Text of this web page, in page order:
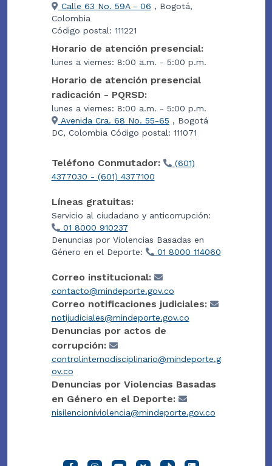
Calle 63 No. 59A - 06 , Bogotá,
Colombia
Código postal: 111221
Horario de atención presencial:
lunes a viernes: 8:00 a.m. - 5:00 p.m.
Horario de atención presencial
radicación - PQRSD:
lunes a viernes: 8:00 a.m. - 5:00 p.m.
Avenida Cra. 68 No. 55-65 , Bogotá
DC, Colombia Código postal: 111071
Teléfono Conmutador:
(601)
4377030 - (601) 4377100
Líneas gratuitas:
Servicio al ciudadano y anticorrupción:
01 8000 910237
Denuncias por Violencias Basadas en
Género en el Deporte:
01 8000 114060
Correo institucional:
contacto@mindeporte.gov.co
Correo notificaciones judiciales:
notijudiciales@mindeporte.gov.co
Denuncias por actos de
corrupción:
controlinternodisciplinario@mindeporte.g
ov.co
Denuncias por Violencias Basadas
en Género en el Deporte:
nisilencioniviolencia@mindeporte.gov.co